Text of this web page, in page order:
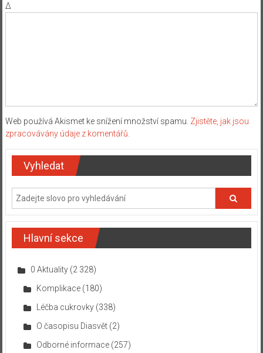
Δ
Web používá Akismet ke snížení množství spamu. Zjistěte, jak jsou
zpracovávány údaje z komentářů.
Vyhledat
Hlavní sekce
0 Aktuality(2 328)
Komplikace(180)
Léčba cukrovky(338)
O časopisu Diasvět(2)
Odborné informace(257)